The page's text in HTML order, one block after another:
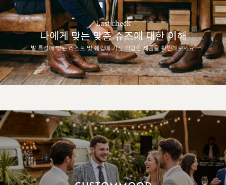
Last check
나에게 맞는 맞춤 슈즈에 대한 이해
발 특성에 맞는 라스트 및 쉐입에 가장 적합한 제품을 확인해보세요.